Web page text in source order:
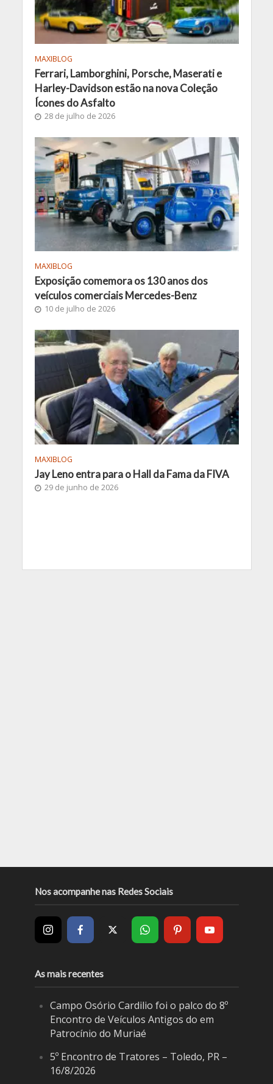
MAXIBLOG
Ferrari, Lamborghini, Porsche, Maserati e
Harley-Davidson estão na nova Coleção
Ícones do Asfalto
28 de julho de 2026
MAXIBLOG
Exposição comemora os 130 anos dos
veículos comerciais Mercedes-Benz
10 de julho de 2026
MAXIBLOG
Jay Leno entra para o Hall da Fama da FIVA
29 de junho de 2026
Nos acompanhe nas Redes Sociais
As mais recentes
Campo Osório Cardilio foi o palco do 8º
Encontro de Veículos Antigos do em
Patrocínio do Muriaé
5º Encontro de Tratores – Toledo, PR –
16/8/2026